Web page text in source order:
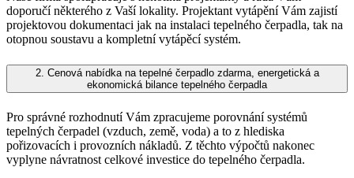
doporučí některého z Vaší lokality. Projektant vytápění Vám zajistí
projektovou dokumentaci jak na instalaci tepelného čerpadla, tak na
otopnou soustavu a kompletní vytápěcí systém.
2. Cenová nabídka na tepelné čerpadlo zdarma, energetická a
ekonomická bilance tepelného čerpadla
Pro správné rozhodnutí Vám zpracujeme porovnání systémů
tepelných čerpadel (vzduch, země, voda) a to z hlediska
pořizovacích i provozních nákladů. Z těchto výpočtů nakonec
vyplyne návratnost celkové investice do tepelného čerpadla.